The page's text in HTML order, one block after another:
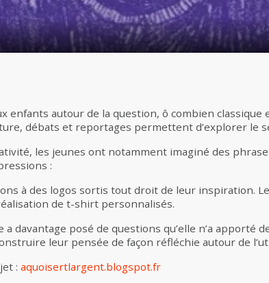
enfants autour de la question, ô combien classique
débats et reportages permettent d’explorer le
les jeunes ont notamment imaginé des
:
à des logos sortis tout droit de leur inspiration.
de t-shirt personnalisés.
davantage posé de questions qu’elle n’a apporté
leur pensée de façon réfléchie autour de
: aquoisertlargent.blogspot.fr